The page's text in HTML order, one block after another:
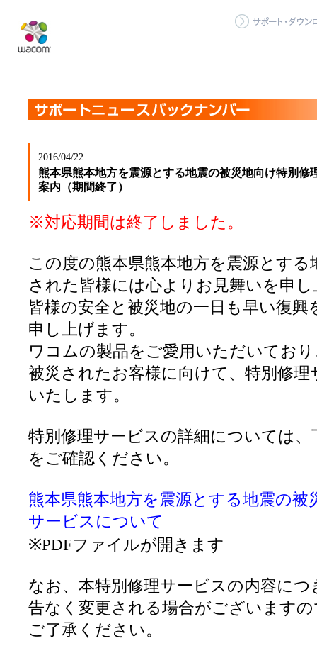
2016/04/22
熊本県熊本地方を震源とする地震の被災地向け特別修
案内（期間終了）
※対応期間は終了しました。
この度の熊本県熊本地方を震源とする
された皆様には心よりお見舞いを申
皆様の安全と被災地の一日も早い復興
申し上げます。
ワコムの製品をご愛用いただいてお
被災されたお客様に向けて、特別修理
いたします。
特別修理サービスの詳細については
をご確認ください。
熊本県熊本地方を震源とする地震の被
サービスについて
※PDFファイルが開きます
なお、本特別修理サービスの内容に
告なく変更される場合がございます
ご了承ください。